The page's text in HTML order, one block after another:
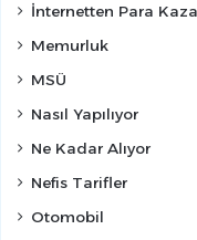
İnternetten Para
Memurluk
MSÜ
Nasıl Yapılıyor
Ne Kadar Alıyor
Nefis Tarifler
Otomobil